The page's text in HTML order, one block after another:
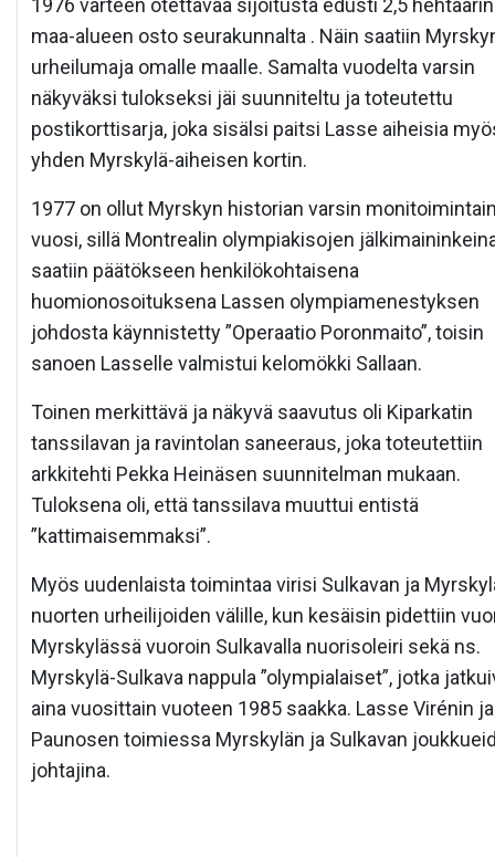
1976 varteen otettavaa sijoitusta edusti 2,5 hehtaarin
maa-alueen osto seurakunnalta . Näin saatiin
urheilumaja omalle maalle. Samalta vuodelta varsin
näkyväksi tulokseksi jäi suunniteltu ja toteutettu
postikorttisarja, joka sisälsi paitsi Lasse aiheisia
yhden Myrskylä-aiheisen kortin.
1977 on ollut Myrskyn historian varsin
vuosi, sillä Montrealin olympiakisojen
saatiin päätökseen henkilökohtaisena
huomionosoituksena Lassen olympiamenestyksen
johdosta käynnistetty ”Operaatio Poronmaito”, toisin
sanoen Lasselle valmistui kelomökki Sallaan.
Toinen merkittävä ja näkyvä saavutus oli Kiparkatin
tanssilavan ja ravintolan saneeraus, joka toteutettiin
arkkitehti Pekka Heinäsen suunnitelman mukaan.
Tuloksena oli, että tanssilava muuttui entistä
”kattimaisemmaksi”.
Myös uudenlaista toimintaa virisi Sulkavan ja
nuorten urheilijoiden välille, kun kesäisin pidettiin
Myrskylässä vuoroin Sulkavalla nuorisoleiri sekä ns.
Myrskylä-Sulkava nappula ”olympialaiset”, jotka
aina vuosittain vuoteen 1985 saakka. Lasse Virénin
Paunosen toimiessa Myrskylän ja Sulkavan
johtajina.